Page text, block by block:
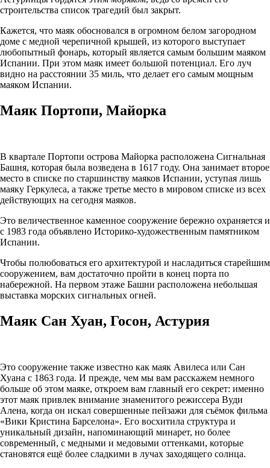
строительства список трагедий был закрыт.
Кажется, что маяк обосновался в огромном белом загородном
доме с медной черепичной крышей, из которого выступает
любопытный фонарь, который является самым большим маяком
Испании. При этом маяк имеет большой потенциал. Его луч
видно на расстоянии 35 миль, что делает его самым мощным
маяком Испании.
Маяк Портопи, Майорка
В квартале Портопи острова Майорка расположена Сигнальная
Башня, которая была возведена в 1617 году. Она занимает второе
место в списке по старшинству маяков Испании, уступая лишь
маяку Геркулеса, а также третье место в мировом списке из всех
действующих на сегодня маяков.
Это величественное каменное сооружение бережно охраняется и
с 1983 года объявлено Историко-художественным памятником
Испании.
Чтобы полюбоваться его архитектурой и насладиться старейшим
сооружением, вам достаточно пройти в конец порта по
набережной. На первом этаже Башни расположена небольшая
выставка морских сигнальных огней.
Маяк Сан Хуан, Госон, Астурия
Это сооружение также известно как маяк Авилеса или Сан
Хуана с 1863 года. И прежде, чем мы вам расскажем немного
больше об этом маяке, откроем вам главный его секрет: именно
этот маяк привлек внимание знаменитого режиссера Вуди
Алена, когда он искал совершенные пейзажи для съёмок фильма
«Вики Кристина Барселона». Его восхитила структура и
уникальный дизайн, напоминающий минарет, но более
современный, с медными и медовыми оттенками, которые
становятся ещё более сладкими в лучах заходящего солнца.